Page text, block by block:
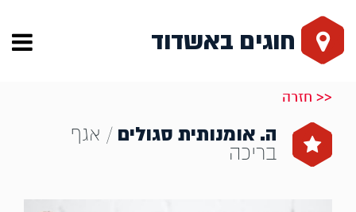
חוגים באשדוד
<< חזרה
ה. אומנותית סגולים / אגף
בריכה